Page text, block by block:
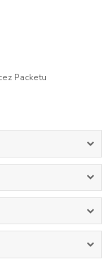
Packetu